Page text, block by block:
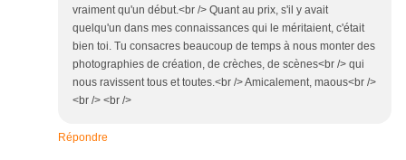
vraiment qu'un début.<br /> Quant au prix, s'il y avait
quelqu'un dans mes connaissances qui le méritaient, c'était
bien toi. Tu consacres beaucoup de temps à nous monter des
photographies de création, de crèches, de scènes<br /> qui
nous ravissent tous et toutes.<br /> Amicalement, maous<br />
<br /> <br />
Répondre